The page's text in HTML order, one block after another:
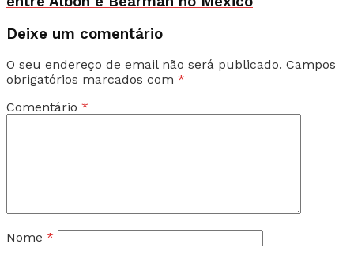
Deixe um comentário
O seu endereço de email não será publicado. Campos
obrigatórios marcados com *
Comentário *
Nome *